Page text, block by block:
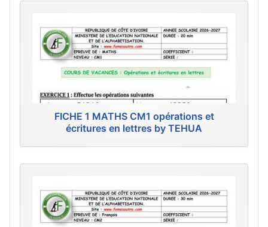
FICHE 1 MATHS CM1 opérations et
écritures en lettres by TEHUA